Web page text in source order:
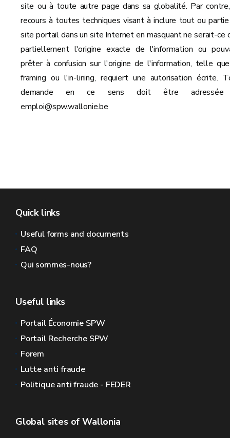
site ou à toute autre page dans sa globalité. Par
recours à toutes techniques visant à inclure tout ou
site portail dans un site Internet en masquant ne serait-ce
partiellement l'origine exacte de l'information ou
prêter à confusion sur l'origine de l'information, telle
framing ou l'in-lining, requiert une autorisation écrite.
demande en ce sens doit être
emploi@spw.wallonie.be
Quick links
Useful forms and documents
FAQ
Qui sommes-nous?
Useful links
Portail Économie SPW
Portail Recherche SPW
Forem
Lutte anti fraude
Politique anti fraude - FEDER
Global sites of Wallonia